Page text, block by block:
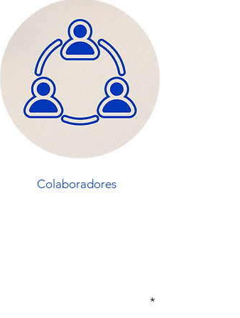
Colaboradores